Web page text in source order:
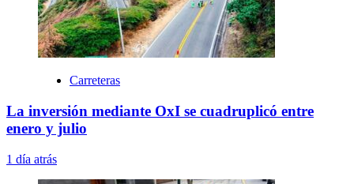
Carreteras
La inversión mediante OxI se cuadruplicó entre
enero y julio
1 día atrás